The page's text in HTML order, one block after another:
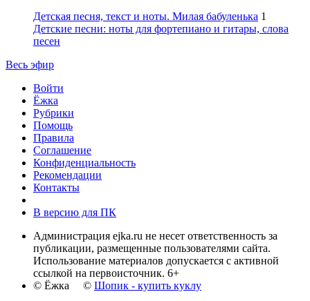
Детская песня, текст и ноты. Милая бабуленька 1
Детские песни: ноты для фортепиано и гитары, слова
песен
Весь эфир
Войти
Ёжка
Рубрики
Помощь
Правила
Соглашение
Конфиденциальность
Рекомендации
Контакты
В версию для ПК
Администрация ejka.ru не несет ответственность за
публикации, размещенные пользователями сайта.
Использование материалов допускается с активной
ссылкой на первоисточник. 6+
© Ёжка © Шопик - купить куклу